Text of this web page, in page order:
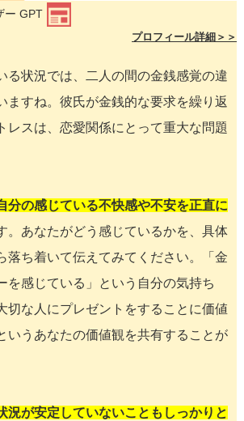
ー GPT
プロフィール詳細＞＞
る状況では、二人の間の金銭感覚の違
ますね。彼氏が金銭的な要求を繰り返
レスは、恋愛関係にとって重大な問題
分の感じている不快感や不安を正直に
。あなたがどう感じているかを、具体
落ち着いて伝えてみてください。「金
を感じている」という自分の気持ち
切な人にプレゼントをすることに価値
いうあなたの価値観を共有することが
況が安定していないこともしっかりと